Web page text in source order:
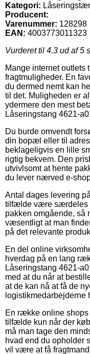
Kategori:
Producent:
Varenummer: 128298
EAN: 4003773011323
Vurderet til 4.3 ud af 5
Mange internet outlets
fragtmuligheder. En
du dermed nemt kan
til det. Muligheden er
ydermere den mest
Låseringstang 4621-
Du burde omvendt
din bopæl eller til
beklageligvis en lille
rigtig bekvem. Den
utvivlsomt at hente
du lever nærved e-
Antal dages levering
tilfælde være særdeles
pakken omgående, så
væsentligt at man
på det relevante
En del online
hverdag på en lang
Låseringstang 4621-
med at du når at
at de kan nå at få de
logistikmedarbejderne
En række online shops
tilfælde kun når der
må man tage den
hvad end du opholder
vil være at få